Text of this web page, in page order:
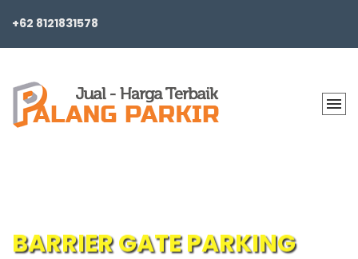
+62 8121831578
BARRIER GATE PARKING